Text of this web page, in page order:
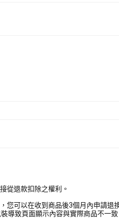
從退款扣除之權利。
您可以在收到商品後3個月內申請退
導致頁面顯示內容與實際商品不一